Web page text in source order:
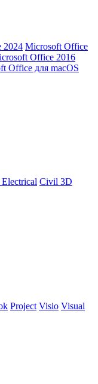
2024 Microsoft Office
Office 2016
Office для macOS
Civil 3D
Project Visio Visual